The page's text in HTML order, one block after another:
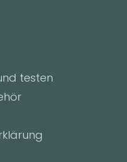
testen